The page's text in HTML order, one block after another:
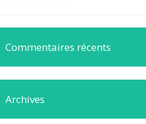
Commentaires récents
Archives